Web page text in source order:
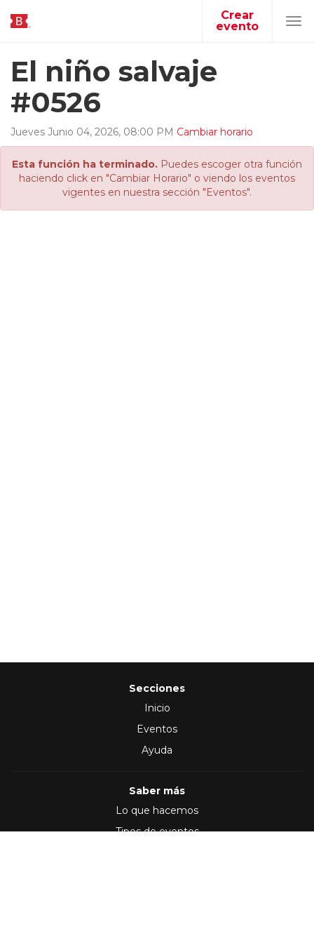
Crear
evento
El niño salvaje
#0526
Jueves Junio 04, 2026, 08:00 PM Cambiar horario
Esta función ha terminado. Puedes escoger otra función
haciendo click en "Cambiar Horario" o viendo los eventos
vigentes en nuestra sección "Eventos".
Secciones
Inicio
Eventos
Ayuda
Saber más
Lo que hacemos
Tipos de eventos